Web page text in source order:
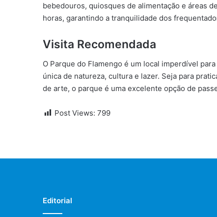
bebedouros, quiosques de alimentação e áreas
horas, garantindo a tranquilidade dos
Visita Recomendada
O Parque do Flamengo é um local imperdível
única de natureza, cultura e lazer. Seja para
de arte, o parque é uma excelente opção de
Post Views: 799
Editorial